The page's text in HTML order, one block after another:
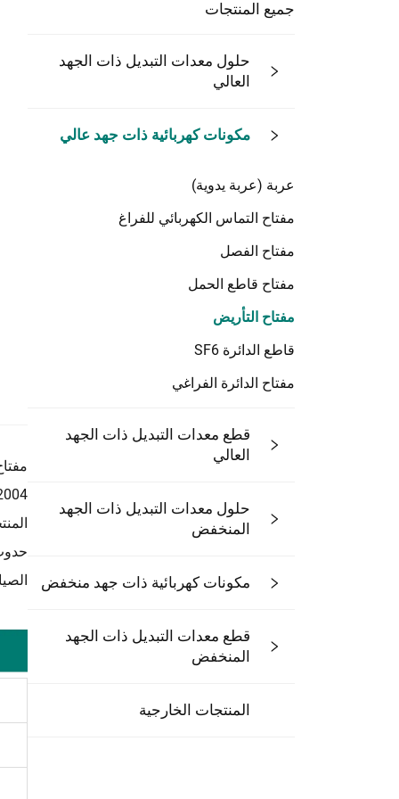
جميع المنتجات
حلول معدات التبديل ذات الجهد
العالي
مكونات كهربائية ذات جهد عالي
عربة (عربة يدوية)
مفتاح التماس الكهربائي للفراغ
مفتاح الفصل
مفتاح قاطع الحمل
مفتاح التأريض
قاطع الدائرة SF6
مفتاح الدائرة الفراغي
قطع معدات التبديل ذات الجهد
العالي
حلول معدات التبديل ذات الجهد
المنخفض
مكونات كهربائية ذات جهد منخفض
قطع معدات التبديل ذات الجهد
المنخفض
المنتجات الخارجية